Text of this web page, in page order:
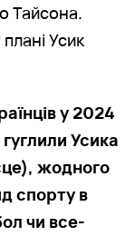
Тайсона.
Усик
у 2024
Усика
жодного
спорту в
чи все-